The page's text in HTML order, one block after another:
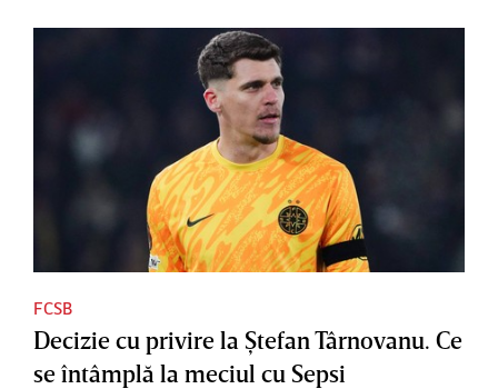
FCSB
Decizie cu privire la Ştefan Târnovanu. Ce
se întâmplă la meciul cu Sepsi